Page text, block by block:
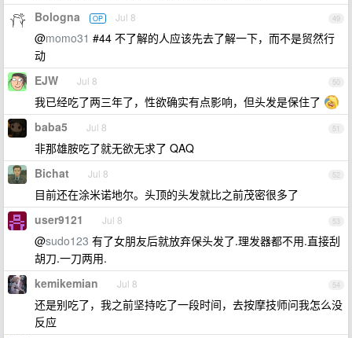
49
Bologna OP Jul 8
@momo31 #44 不了解的人应该先去了解一下，而不是贸然行
动
50
EJW Jul 8
我已经吃了两三年了，性欲确实有点影响，但头发是保住了
51
baba5 Jul 8
非那雄胺吃了就无欲无求了 QAQ
52
Bichat Jul 8
目前还在涂米诺地尔。头顶的头发就比之前茂密很多了
53
user9121 Jul 8
@sudo123 有了女朋友后就放弃保头发了.理发器都不用.直接刮
胡刀.一刀两用.
54
kemikemian Jul 8
还是别吃了，我之前坚持吃了一段时间，去按摩技师问我怎么没
反应